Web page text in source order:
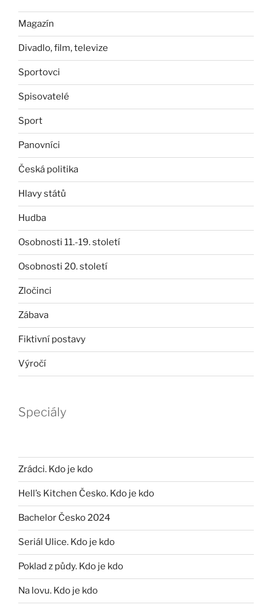
Magazín
Divadlo, film, televize
Sportovci
Spisovatelé
Sport
Panovníci
Česká politika
Hlavy států
Hudba
Osobnosti 11.-19. století
Osobnosti 20. století
Zločinci
Zábava
Fiktivní postavy
Výročí
Speciály
Zrádci. Kdo je kdo
Hell’s Kitchen Česko. Kdo je kdo
Bachelor Česko 2024
Seriál Ulice. Kdo je kdo
Poklad z půdy. Kdo je kdo
Na lovu. Kdo je kdo